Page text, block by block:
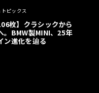
ピックス
枚】クラシックから
。BMW製MINI、25年
ン進化を辿る